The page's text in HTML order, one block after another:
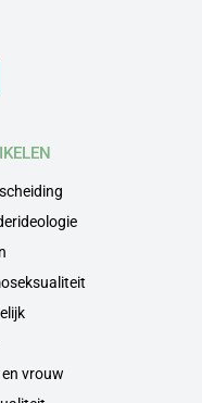
vrouw